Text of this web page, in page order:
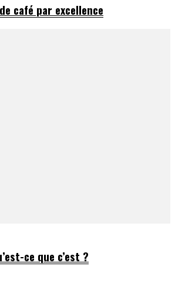
café par excellence
ce que c’est ?